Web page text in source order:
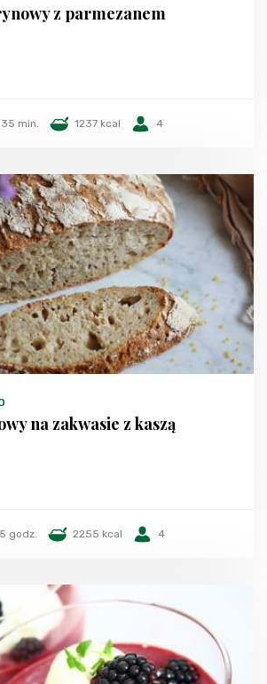
z parmezanem
35 min. 1237 kcal 4
na zakwasie z kaszą
5 godz. 2255 kcal 4